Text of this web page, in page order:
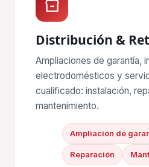
Distribución &
Ampliaciones de garantía,
electrodomésticos y
cualificado: instalación,
mantenimiento.
Ampliación de
Reparación